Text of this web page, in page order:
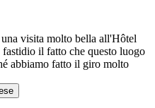
visita molto bella all'Hôtel
il fatto che questo luogo
abbiamo fatto il giro molto